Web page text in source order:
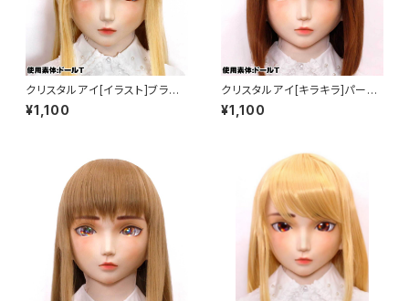
クリスタルアイ[イラスト]ブラウ
ン Crystal Eye[ILLUSTRATI
ON]Brown
¥1,100
クリスタルアイ[キラキラ]パープ
ル Crystal Eye[Glitter]Purpl
e
¥1,100